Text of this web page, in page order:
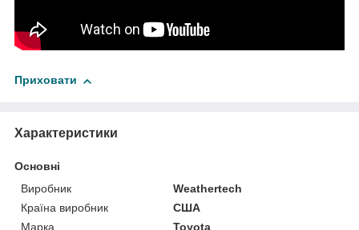
Приховати
Характеристики
Основні
Виробник
Weathertech
Країна виробник
США
Марка
Toyota